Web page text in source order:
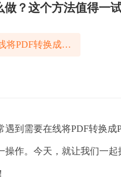
？这个方法值得一试
免费在线将PDF转换成PPT
需要在线将PDF转换成
作。今天，就让我们一